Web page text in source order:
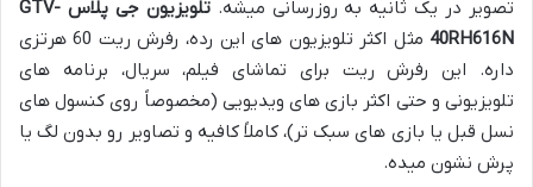
تصویر در یک ثانیه به روزرسانی میشه.
تلویزیون جی پلاس GTV-
40RH616N
مثل اکثر تلویزیون های این رده، رفرش ریت 60 هرتزی
داره. این رفرش ریت برای تماشای فیلم، سریال، برنامه های
تلویزیونی و حتی اکثر بازی های ویدیویی (مخصوصاً روی کنسول های
نسل قبل یا بازی های سبک تر)، کاملاً کافیه و تصاویر رو بدون لگ یا
پرش نشون میده.